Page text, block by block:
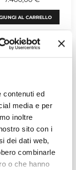
contenuti ed
media e per
inoltre
sito con i
dei dati web,
combinarle
o che hanno
AL CARRELLO
BREITLING
Top Time
AB3113171L1A1
6.000,00 €